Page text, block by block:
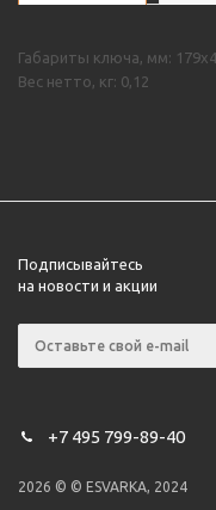
Габариты ключа, мм:
Вес нетто, кг: 0,12
Подписывайтесь
на новости и акции
+7 495 799-89-40
2026 © © ESVARKA, 2024